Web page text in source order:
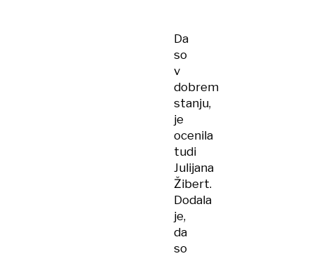
Da
so
v
dobrem
stanju,
je
ocenila
tudi
Julijana
Žibert.
Dodala
je,
da
so